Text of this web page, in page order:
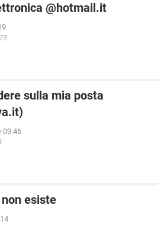
@hotmail.it
sulla mia posta
09:46
esiste